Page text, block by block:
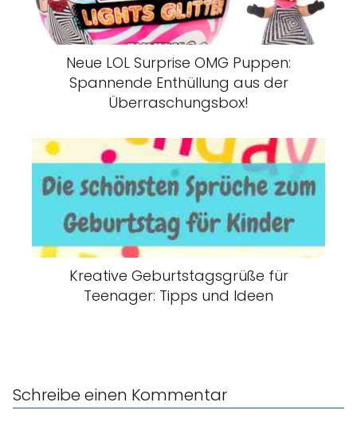
Neue LOL Surprise OMG Puppen:
Spannende Enthüllung aus der
Überraschungsbox!
Kreative Geburtstagsgrüße für
Teenager: Tipps und Ideen
Schreibe einen Kommentar